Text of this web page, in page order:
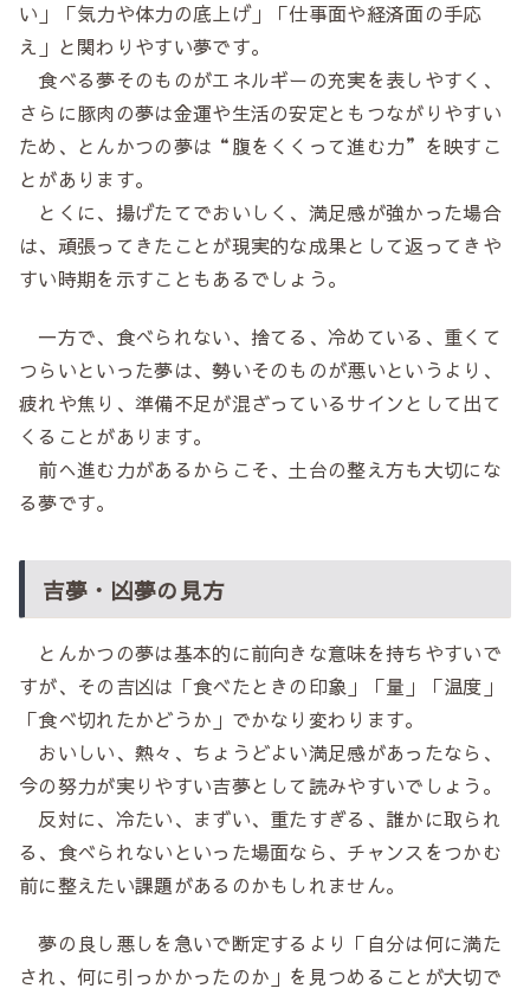
い」「気力や体力の底上げ」「仕事面や経済面の手応
え」と関わりやすい夢です。
食べる夢そのものがエネルギーの充実を表しやすく、
さらに豚肉の夢は金運や生活の安定ともつながりやすい
ため、とんかつの夢は“腹をくくって進む力”を映すこ
とがあります。
とくに、揚げたてでおいしく、満足感が強かった場合
は、頑張ってきたことが現実的な成果として返ってきや
すい時期を示すこともあるでしょう。
一方で、食べられない、捨てる、冷めている、重くて
つらいといった夢は、勢いそのものが悪いというより、
疲れや焦り、準備不足が混ざっているサインとして出て
くることがあります。
前へ進む力があるからこそ、土台の整え方も大切にな
る夢です。
吉夢・凶夢の見方
とんかつの夢は基本的に前向きな意味を持ちやすいで
すが、その吉凶は「食べたときの印象」「量」「温度」
「食べ切れたかどうか」でかなり変わります。
おいしい、熱々、ちょうどよい満足感があったなら、
今の努力が実りやすい吉夢として読みやすいでしょう。
反対に、冷たい、まずい、重たすぎる、誰かに取られ
る、食べられないといった場面なら、チャンスをつかむ
前に整えたい課題があるのかもしれません。
夢の良し悪しを急いで断定するより「自分は何に満た
され、何に引っかかったのか」を見つめることが大切で